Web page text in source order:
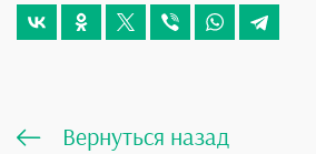
Вернуться назад